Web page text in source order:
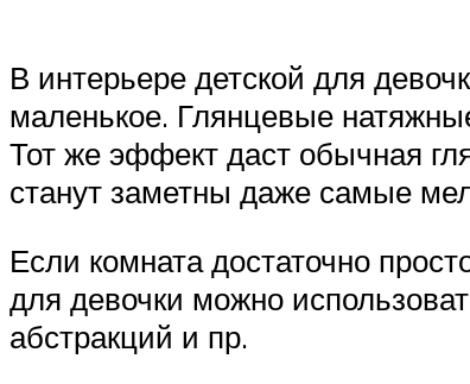
В интерьере детской для
маленькое. Глянцевые
Тот же эффект даст обычная
станут заметны даже самые
Если комната достаточно
для девочки можно
абстракций и пр.